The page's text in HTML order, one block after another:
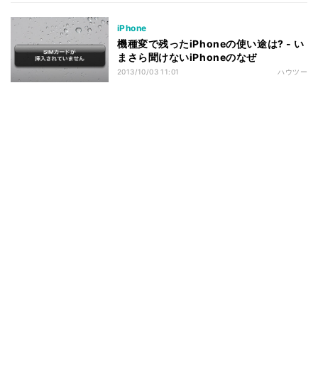
iPhone
機種変で残ったiPhoneの使い途は? - い
まさら聞けないiPhoneのなぜ
2013/10/03 11:01 ハウツー